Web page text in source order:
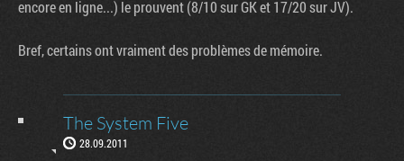
encore en ligne...) le prouvent (8/10 sur GK et 17/20 sur JV).
Bref, certains ont vraiment des problèmes de mémoire.
The System Five
28.09.2011